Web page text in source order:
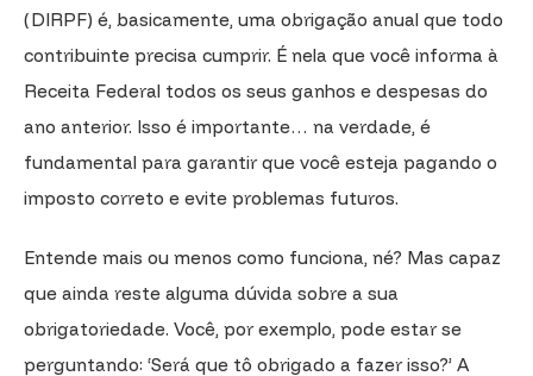
(DIRPF) é, basicamente, uma obrigação anual que todo
contribuinte precisa cumprir. É nela que você informa à
Receita Federal todos os seus ganhos e despesas do
ano anterior. Isso é importante… na verdade, é
fundamental para garantir que você esteja pagando o
imposto correto e evite problemas futuros.
Entende mais ou menos como funciona, né? Mas capaz
que ainda reste alguma dúvida sobre a sua
obrigatoriedade. Você, por exemplo, pode estar se
perguntando: ‘Será que tô obrigado a fazer isso?’ A